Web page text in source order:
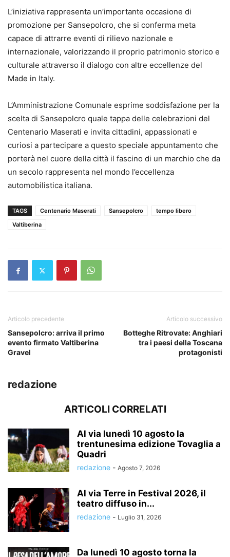
L’iniziativa rappresenta un’importante occasione di
promozione per Sansepolcro, che si conferma meta
capace di attrarre eventi di rilievo nazionale e
internazionale, valorizzando il proprio patrimonio storico e
culturale attraverso il dialogo con altre eccellenze del
Made in Italy.
L’Amministrazione Comunale esprime soddisfazione per la
scelta di Sansepolcro quale tappa delle celebrazioni del
Centenario Maserati e invita cittadini, appassionati e
curiosi a partecipare a questo speciale appuntamento che
porterà nel cuore della città il fascino di un marchio che da
un secolo rappresenta nel mondo l’eccellenza
automobilistica italiana.
TAGS Centenario Maserati Sansepolcro
tempo libero
Valtiberina
Articolo precedente
Sansepolcro: arriva il primo
evento firmato Valtiberina
Gravel
Articolo successivo
Botteghe Ritrovate: Anghiari
tra i paesi della Toscana
protagonisti
redazione
ARTICOLI CORRELATI
Al via lunedì 10 agosto la
trentunesima edizione Tovaglia a
Quadri
redazione - Agosto 7, 2026
Al via Terre in Festival 2026, il
teatro diffuso in...
redazione - Luglio 31, 2026
Da lunedì 10 agosto torna la